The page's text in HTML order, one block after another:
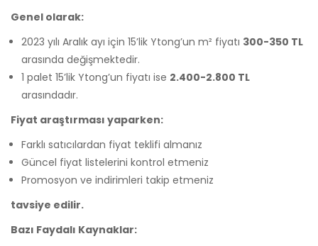
kalıp
Genel olarak:
2023 yılı Aralık ayı için 15’lik Ytong’un m² fiyatı 300-350 TL
arasında değişmektedir.
1 palet 15’lik Ytong’un fiyatı ise 2.400-2.800 TL
arasındadır.
Fiyat araştırması yaparken:
Farklı satıcılardan fiyat teklifi almanız
Güncel fiyat listelerini kontrol etmeniz
Promosyon ve indirimleri takip etmeniz
tavsiye edilir.
Bazı Faydalı Kaynaklar: